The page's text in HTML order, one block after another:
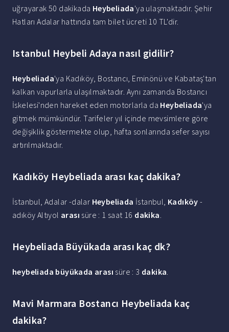
uğrayarak 50 dakikada Heybeliada'ya ulaşmaktadır. Şehir
Hatları Adalar hattında tam bilet ücreti 10 TL'dir.
Istanbul Heybeli Adaya nasıl gidilir?
Heybeliada'ya Kadıköy, Bostancı, Eminönü ve Kabataş'tan
kalkan vapurlarla ulaşılmaktadır. Aynı zamanda Bostancı
İskelesi'nden hareket eden motorlarla da Heybeliada'ya
gitmek mümkündür. Tarifeler yıl içinde mevsimlere göre
değişiklik göstermekte olup, hafta sonlarında sefer sayısı
artırılmaktadır.
Kadıköy Heybeliada arası kaç dakika?
İstanbul, Adalar -dalar Heybeliada İstanbul, Kadıköy -
adıköy Altıyol arası süre : 1 saat 16 dakika.
Heybeliada Büyükada arası kaç dk?
heybeliada büyükada arası süre : 3 dakika.
Mavi Marmara Bostancı Heybeliada kaç
dakika?